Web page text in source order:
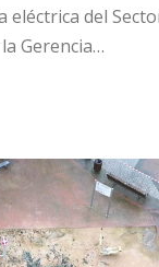
eléctrica del
Gerencia…